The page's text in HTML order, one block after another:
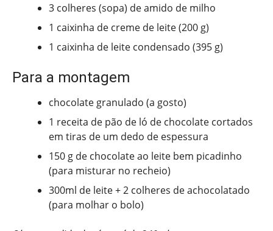
3 colheres (sopa) de amido de milho
1 caixinha de creme de leite (200 g)
1 caixinha de leite condensado (395 g)
Para a montagem
chocolate granulado (a gosto)
1 receita de pão de ló de chocolate cortados
em tiras de um dedo de espessura
150 g de chocolate ao leite bem picadinho
(para misturar no recheio)
300ml de leite + 2 colheres de achocolatado
(para molhar o bolo)